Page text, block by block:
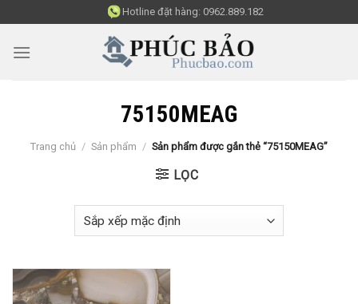
to
content
Hotline đặt hàng: 0962.889.182
75150MEAG
Trang chủ / Sản phẩm / Sản phẩm được gắn thẻ “75150MEAG”
LỌC